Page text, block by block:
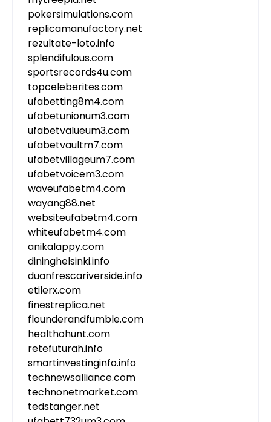
pokersimulations.com
replicamanufactory.net
rezultate-loto.info
splendifulous.com
sportsrecords4u.com
topceleberites.com
ufabetting8m4.com
ufabetunionum3.com
ufabetvalueum3.com
ufabetvaultm7.com
ufabetvillageum7.com
ufabetvoicem3.com
waveufabetm4.com
wayang88.net
websiteufabetm4.com
whiteufabetm4.com
anikalappy.com
dininghelsinki.info
duanfrescariverside.info
etilerx.com
finestreplica.net
flounderandfumble.com
healthohunt.com
retefuturah.info
smartinvestinginfo.info
technewsalliance.com
technonetmarket.com
tedstanger.net